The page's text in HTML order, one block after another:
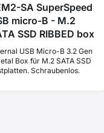
SA SuperSpeed
micro-B - M.2
SSD RIBBED box
USB Micro-B 3.2 Gen
Box für M.2 SATA SSD
Schraubenlos.